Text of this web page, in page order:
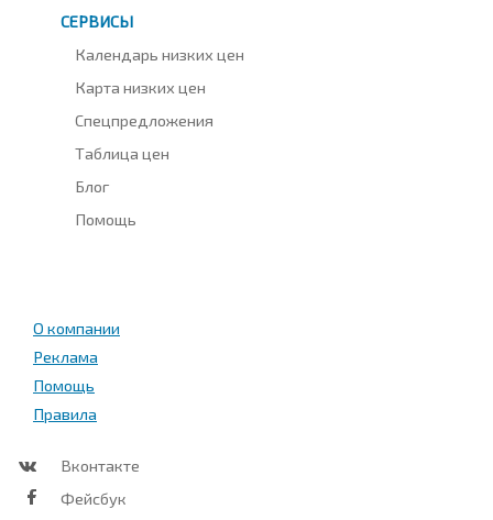
СЕРВИСЫ
Календарь низких цен
Карта низких цен
Спецпредложения
Таблица цен
Блог
Помощь
О компании
Реклама
Помощь
Правила
Вконтакте
Фейсбук